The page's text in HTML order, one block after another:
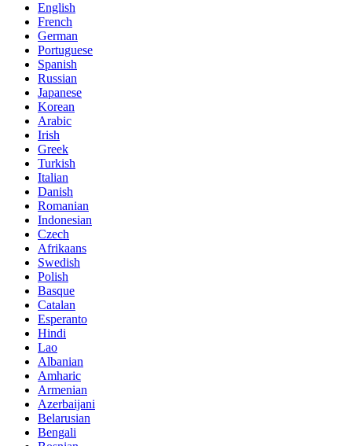
English
French
German
Portuguese
Spanish
Russian
Japanese
Korean
Arabic
Irish
Greek
Turkish
Italian
Danish
Romanian
Indonesian
Czech
Afrikaans
Swedish
Polish
Basque
Catalan
Esperanto
Hindi
Lao
Albanian
Amharic
Armenian
Azerbaijani
Belarusian
Bengali